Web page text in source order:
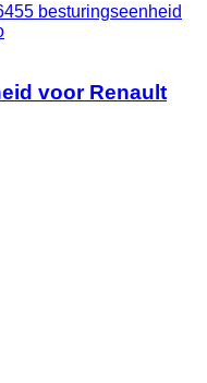
besturingseenheid
voor Renault